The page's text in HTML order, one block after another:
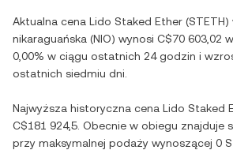
Aktualna cena Lido Staked Ether (STETH)
nikaraguańska (NIO) wynosi C$70 603,02
0,00% w ciągu ostatnich 24 godzin i
ostatnich siedmiu dni.
Najwyższa historyczna cena Lido Staked
C$181 924,5 . Obecnie w obiegu znajduje
przy maksymalnej podaży wynoszącej 0